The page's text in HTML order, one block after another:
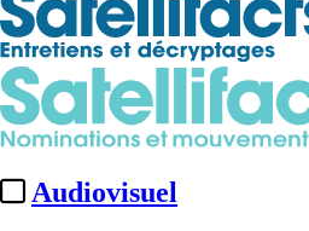
Audiovisuel